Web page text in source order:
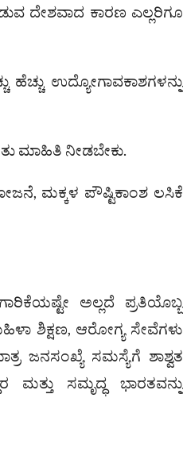
ದೇಶವಾದ ಕಾರಣ ಎಲ್ಲರಿಗೂ
ಉದ್ಯೋಗಾವಕಾಶಗಳನ್ನು
ಮಾಹಿತಿ ನೀಡಬೇಕು.
ಮಕ್ಕಳ ಪೌಷ್ಟಿಕಾಂಶ ಲಸಿಕೆ
ಅಲ್ಲದೆ ಪ್ರತಿಯೊಬ್ಬ
ಶಿಕ್ಷಣ, ಆರೋಗ್ಯ ಸೇವೆಗಳು
ಜನಸಂಖ್ಯೆ ಸಮಸ್ಯೆಗೆ ಶಾಶ್ವತ
ಸಮೃದ್ಧ ಭಾರತವನ್ನು